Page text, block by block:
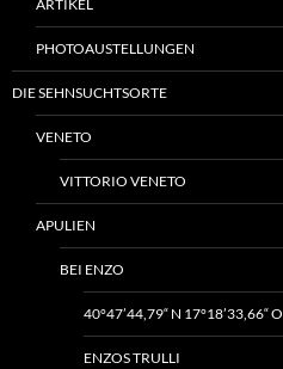
ARTIKEL
PHOTOAUSTELLUNGEN
DIE SEHNSUCHTSORTE
VENETO
VITTORIO VENETO
APULIEN
BEI ENZO
40°47’44,79“ N 17°18’33,66“ O
ENZOS TRULLI